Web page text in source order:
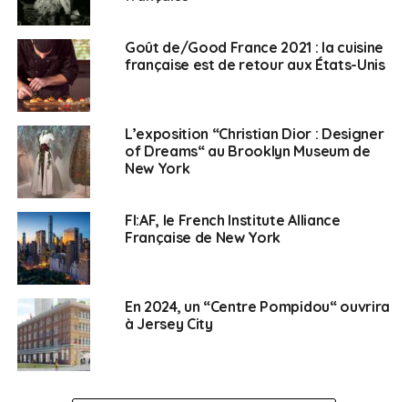
:“Pourquoi ce nom de Villa Albertine“
Drian,Ministre de l’Europe et des Affaires étrangère a
cité cette phrase :“On désire être compris parce qu’on
désire être aimé, et on désire être aimé parce qu’on
aime”. Cette déclaration adressée aux États-Unis est
un message du narrateur à Albertine Simonet dans “À
la recherche du temps perdu“ de Marcel Proust.
Plus d’informations sur la Villa Albertine sur le site
de L’Institut Français
Voir l’article d’origine sur francaisaletranger.fr
SUJETS ASSOCIÉS: ARTS CULTURE
INSTITUT FRANÇAIS
MUSÉES
UNE VILLA ALBERTINE
Français aux USA
Goût de/Good France 2021 : la cuisine
française est de retour aux États-Unis
L’exposition “Christian Dior : Designer
of Dreams“ au Brooklyn Museum de
New York
FI:AF, le French Institute Alliance
Française de New York
En 2024, un “Centre Pompidou“ ouvrira
à Jersey City